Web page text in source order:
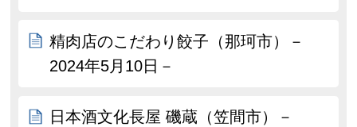
精肉店のこだわり餃子（那珂市）－
2024年5月10日－
日本酒文化長屋 磯蔵（笠間市）－